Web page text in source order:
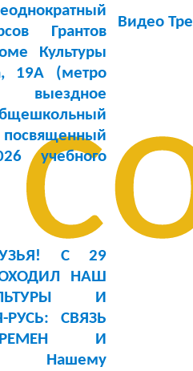
Грантов
Культуры
19А (метро
выездное
учебного
С 29
НАШ
И
РУСЬ: СВЯЗЬ
И
Нашему
Видео